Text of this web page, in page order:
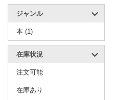
ジャンル
本 (1)
在庫状況
注文可能
在庫あり